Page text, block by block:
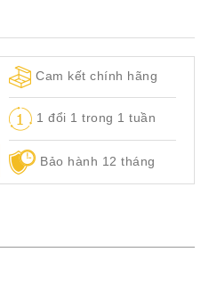
Cam kết chính hãng
1 đổi 1 trong 1 tuần
Bảo hành 12 tháng